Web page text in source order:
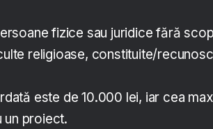
fizice sau juridice fără
religioase, constituite/
este de 10.000 lei, iar cea
un proiect.